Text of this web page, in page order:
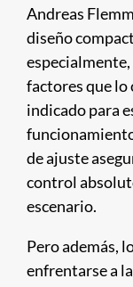
Andreas
diseño
factores que
indicado para
de ajuste
control
escenario. ​
Pero además,
enfrentarse a